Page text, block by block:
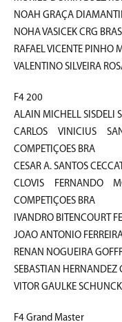
NOAH GRAÇA
NOHA VASICEK CRG
RAFAEL VICENTE PINHO
VALENTINO SILVEIRA
F4 200
ALAIN MICHELL SISDELI
CARLOS VINICIUS
COMPETIÇOES BRA
CESAR A. SANTOS
CLOVIS FERNANDO
COMPETIÇOES BRA
IVANDRO BITENCOURT
JOAO ANTONIO
RENAN NOGUEIRA
SEBASTIAN HERNANDEZ
VITOR GAULKE
F4 Grand Master